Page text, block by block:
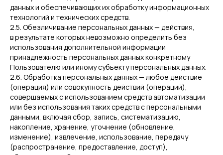
данных и обеспечивающих их обработку информационных
технологий и технических средств.
2.5. Обезличивание персональных данных — действия,
в результате которых невозможно определить без
использования дополнительной информации
принадлежность персональных данных конкретному
Пользователю или иному субъекту персональных данных.
2.6. Обработка персональных данных — любое действие
(операция) или совокупность действий (операций),
совершаемых с использованием средств автоматизации
или без использования таких средств с персональными
данными, включая сбор, запись, систематизацию,
накопление, хранение, уточнение (обновление,
изменение), извлечение, использование, передачу
(распространение, предоставление, доступ),